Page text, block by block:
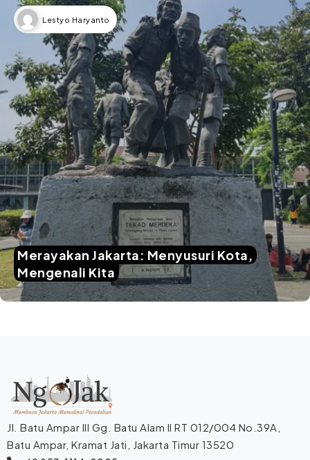
Lestyo Haryanto
Merayakan Jakarta: Menyusuri Kota,
Mengenali Kita
Jl. Batu Ampar III Gg. Batu Alam II RT 012/004 No.39A,
Batu Ampar, Kramat Jati, Jakarta Timur 13520